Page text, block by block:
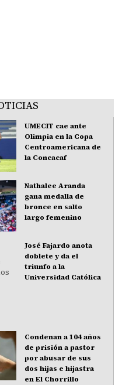
UMECIT cae ante
Olimpia en la Copa
Centroamericana de
la Concacaf
Nathalee Aranda
gana medalla de
bronce en salto
largo femenino
José Fajardo anota
doblete y da el
triunfo a la
Universidad Católica
Condenan a 104 años
de prisión a pastor
por abusar de sus
dos hijas e hijastra
en El Chorrillo